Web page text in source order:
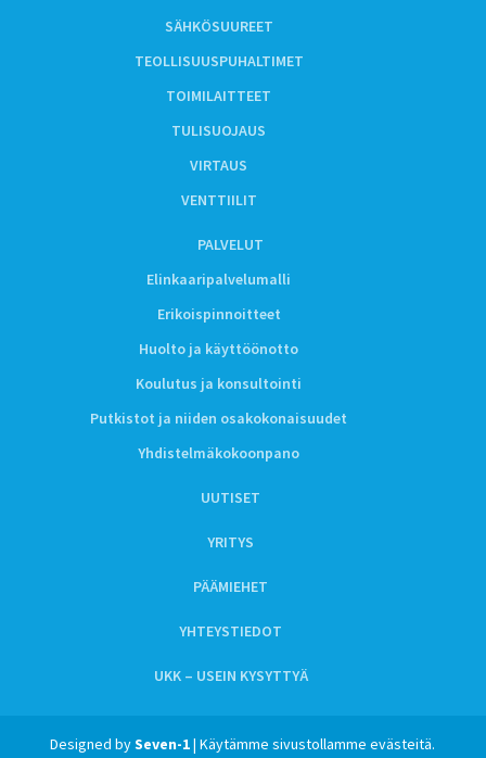
SÄHKÖSUUREET
TEOLLISUUSPUHALTIMET
TOIMILAITTEET
TULISUOJAUS
VIRTAUS
VENTTIILIT
PALVELUT
Elinkaaripalvelumalli
Erikoispinnoitteet
Huolto ja käyttöönotto
Koulutus ja konsultointi
Putkistot ja niiden osakokonaisuudet
Yhdistelmäkokoonpano
UUTISET
YRITYS
PÄÄMIEHET
YHTEYSTIEDOT
UKK – USEIN KYSYTTYÄ
Designed bySeven-1| Käytämme sivustollamme evästeitä.